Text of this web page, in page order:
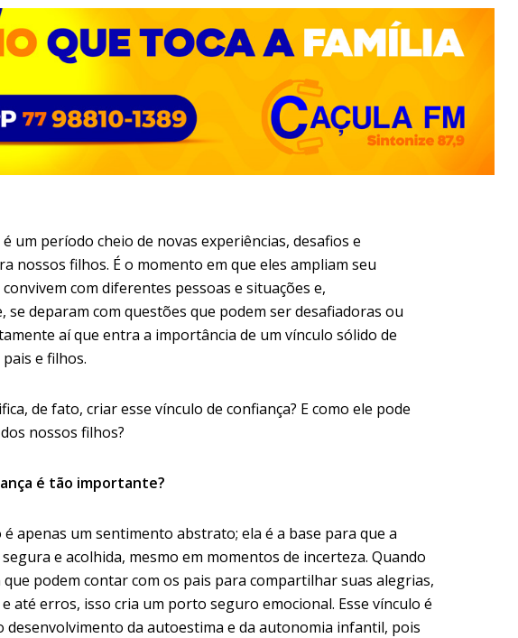
um período cheio de novas experiências, desafios e
nossos filhos. É o momento em que eles ampliam seu
com diferentes pessoas e situações e,
se deparam com questões que podem ser desafiadoras ou
aí que entra a importância de um vínculo sólido de
e filhos.
de fato, criar esse vínculo de confiança? E como ele pode
nossos filhos?
é tão importante?
é apenas um sentimento abstrato; ela é a base para que a
e acolhida, mesmo em momentos de incerteza. Quando
podem contar com os pais para compartilhar suas alegrias,
até erros, isso cria um porto seguro emocional. Esse vínculo é
desenvolvimento da autoestima e da autonomia infantil, pois